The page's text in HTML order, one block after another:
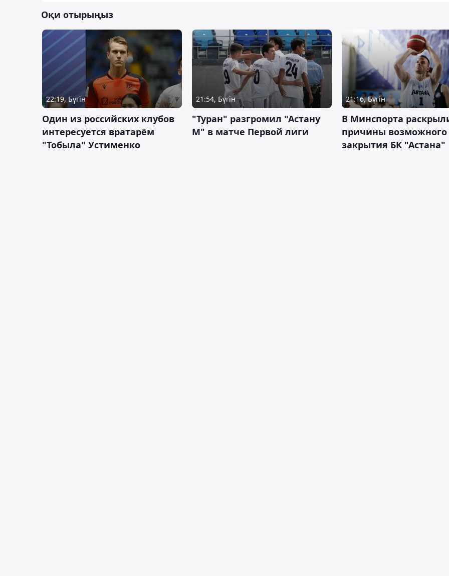
Оқи отырыңыз
22:19, Бүгін
Один из российских клубов
интересуется вратарём
"Тобыла" Устименко
21:54, Бүгін
"Туран" разгромил "Астану
М" в матче Первой лиги
21:16, Бүгін
В Минспорта
причины возможного
закрытия БК "Астана"